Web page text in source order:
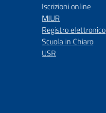
Iscrizioni online
MIUR
Registro elettronico
Scuola in Chiaro
USR